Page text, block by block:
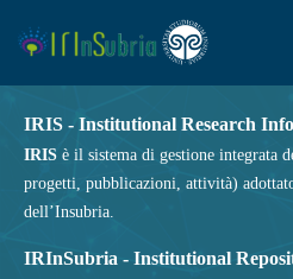
IRIS - Institutional Research
IRIS è il sistema di gestione integrata
progetti, pubblicazioni, attività)
dell’Insubria.
IRInSubria - Institutional